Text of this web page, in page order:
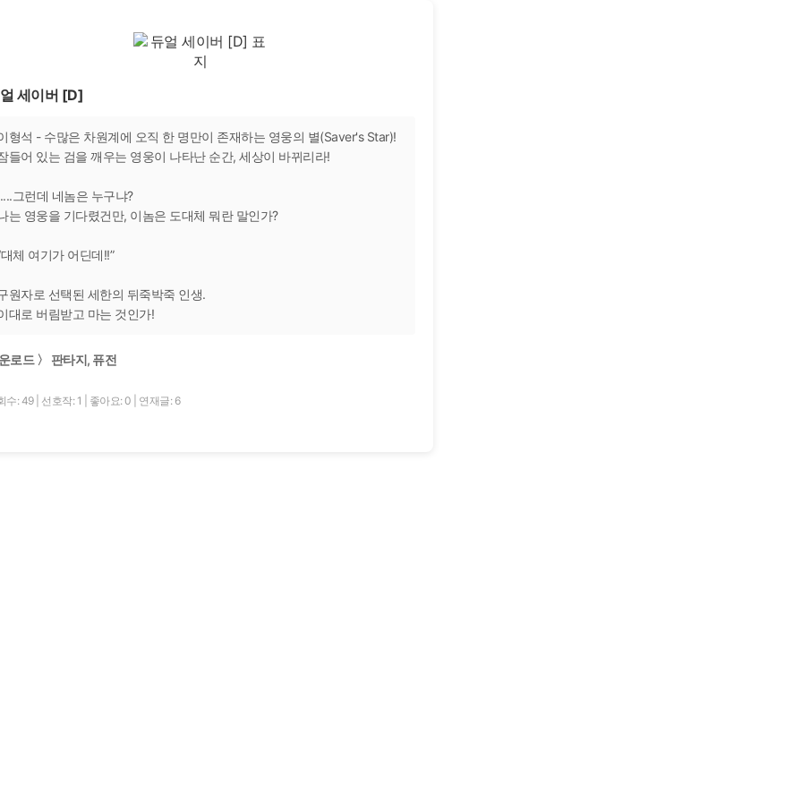
세이버 [D]
형석 - 수많은 차원계에 오직 한 명만이 존재하는 영웅의 별(Saver's Star)!
들어 있는 검을 깨우는 영웅이 나타난 순간, 세상이 바뀌리라!
그런데 네놈은 누구냐?
는 영웅을 기다렸건만, 이놈은 도대체 뭐란 말인가?
대체 여기가 어딘데!!”
원자로 선택된 세한의 뒤죽박죽 인생.
대로 버림받고 마는 것인가!
로드 〉 판타지, 퓨전
수: 49 선호작: 1 좋아요: 0 연재글: 6